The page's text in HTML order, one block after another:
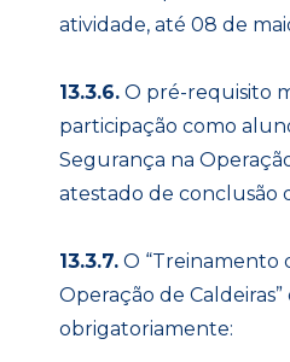
atividade, até 08 de
13.3.6.O pré-requisito
participação como
Segurança na
atestado de conclusão
13.3.7.O “Treinamento
Operação de Caldeiras”
obrigatoriamente: